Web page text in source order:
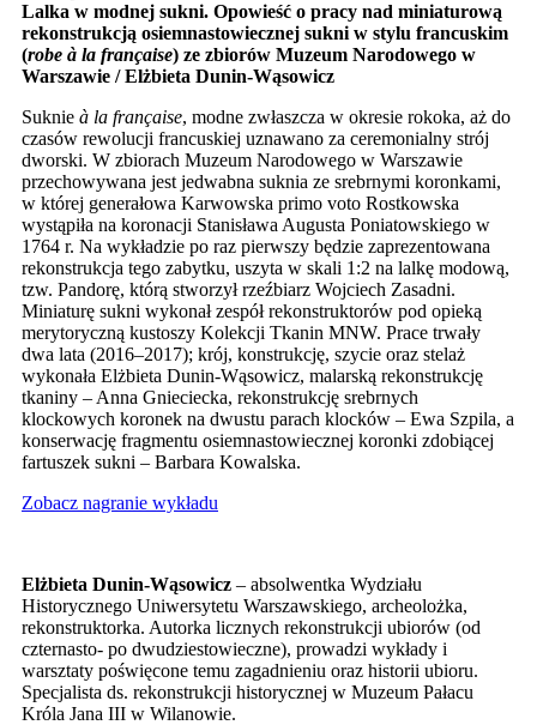
Lalka w modnej sukni. Opowieść o pracy nad miniaturową
rekonstrukcją osiemnastowiecznej sukni w stylu francuskim
(robe à la française) ze zbiorów Muzeum Narodowego w
Warszawie / Elżbieta Dunin-Wąsowicz
Suknie à la française, modne zwłaszcza w okresie rokoka, aż do
czasów rewolucji francuskiej uznawano za ceremonialny strój
dworski. W zbiorach Muzeum Narodowego w Warszawie
przechowywana jest jedwabna suknia ze srebrnymi koronkami,
w której generałowa Karwowska primo voto Rostkowska
wystąpiła na koronacji Stanisława Augusta Poniatowskiego w
1764 r. Na wykładzie po raz pierwszy będzie zaprezentowana
rekonstrukcja tego zabytku, uszyta w skali 1:2 na lalkę modową,
tzw. Pandorę, którą stworzył rzeźbiarz Wojciech Zasadni.
Miniaturę sukni wykonał zespół rekonstruktorów pod opieką
merytoryczną kustoszy Kolekcji Tkanin MNW. Prace trwały
dwa lata (2016–2017); krój, konstrukcję, szycie oraz stelaż
wykonała Elżbieta Dunin-Wąsowicz, malarską rekonstrukcję
tkaniny – Anna Gnieciecka, rekonstrukcję srebrnych
klockowych koronek na dwustu parach klocków – Ewa Szpila, a
konserwację fragmentu osiemnastowiecznej koronki zdobiącej
fartuszek sukni – Barbara Kowalska.
Zobacz nagranie wykładu
Elżbieta Dunin-Wąsowicz – absolwentka Wydziału
Historycznego Uniwersytetu Warszawskiego, archeolożka,
rekonstruktorka. Autorka licznych rekonstrukcji ubiorów (od
czternasto- po dwudziestowieczne), prowadzi wykłady i
warsztaty poświęcone temu zagadnieniu oraz historii ubioru.
Specjalista ds. rekonstrukcji historycznej w Muzeum Pałacu
Króla Jana III w Wilanowie.